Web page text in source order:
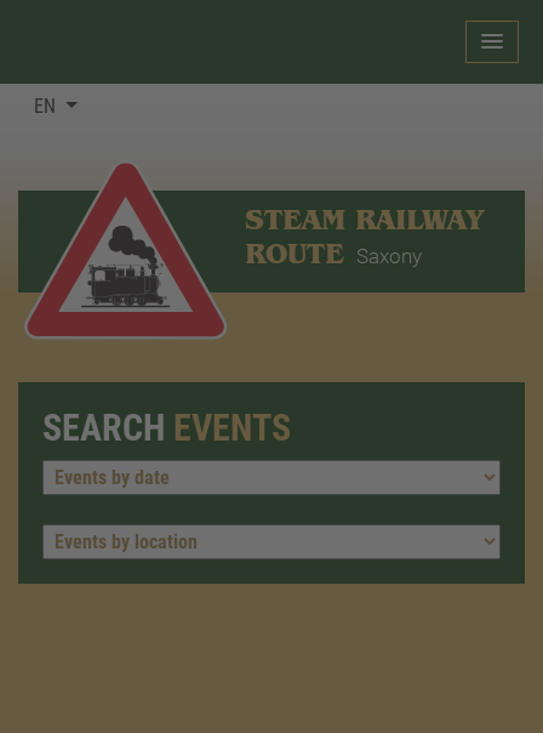
EN
STEAM RAILWAY
ROUTE Saxony
SEARCH EVENTS